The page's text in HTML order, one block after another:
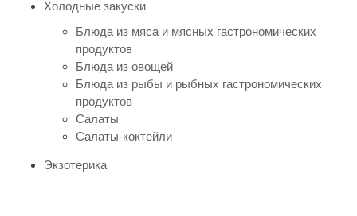
Холодные закуски
Блюда из мяса и мясных гастрономических
продуктов
Блюда из овощей
Блюда из рыбы и рыбных гастрономических
продуктов
Салаты
Салаты-коктейли
Экзотерика